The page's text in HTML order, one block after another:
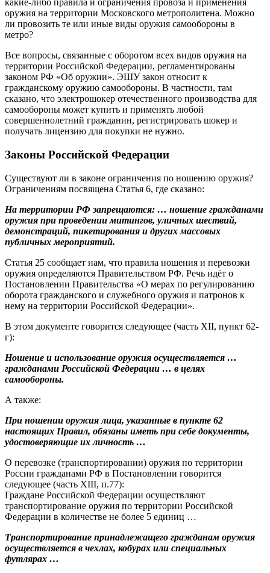
какие-либо правила и ограничения провоза и применения
оружия на территории Московского метрополитена. Можно
ли провозить те или иные виды оружия самообороны в
метро?
Все вопросы, связанные с оборотом всех видов оружия на
территории Российской Федерации, регламентированы
законом РФ «Об оружии». ЭШУ закон относит к
гражданскому оружию самообороны. В частности, там
сказано, что электрошокер отечественного производства для
самообороны может купить и применять любой
совершеннолетний гражданин, регистрировать шокер и
получать лицензию для покупки не нужно.
Законы Российской Федерации
Существуют ли в законе ограничения по ношению оружия?
Ограничениям посвящена Статья 6, где сказано:
На территории РФ запрещаются: … ношение гражданами
оружия при проведении митингов, уличных шествий,
демонстраций, пикетирования и других массовых
публичных мероприятий.
Статья 25 сообщает нам, что правила ношения и перевозки
оружия определяются Правительством РФ. Речь идёт о
Постановлении Правительства «О мерах по регулированию
оборота гражданского и служебного оружия и патронов к
нему на территории Российской Федерации».
В этом документе говорится следующее (часть XII, пункт 62-
г):
Ношение и использование оружия осуществляется …
гражданами Российской Федерации … в целях
самообороны.
А также:
При ношении оружия лица, указанные в пункте 62
настоящих Правил, обязаны иметь при себе документы,
удостоверяющие их личность …
О перевозке (транспортировании) оружия по территории
России гражданами РФ в Постановлении говорится
следующее (часть XIII, п.77):
Граждане Российской Федерации осуществляют
транспортирование оружия по территории Российской
Федерации в количестве не более 5 единиц …
Транспортирование принадлежащего гражданам оружия
осуществляется в чехлах, кобурах или специальных
футлярах …